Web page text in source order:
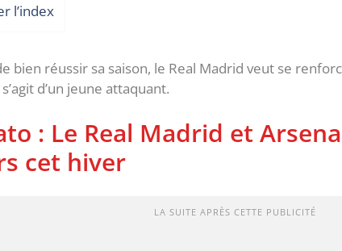
l’index
bien réussir sa saison, le Real Madrid veut se
d’un jeune attaquant.
: Le Real Madrid et
cet hiver
LA SUITE APRÈS CETTE PUBLICITÉ